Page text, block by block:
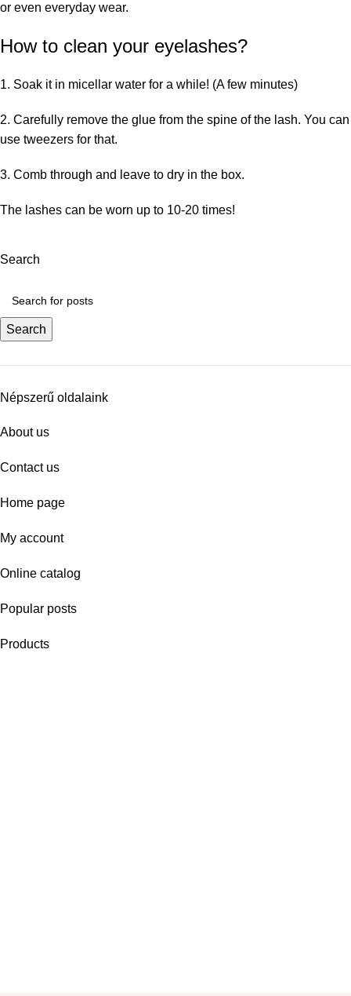
or even everyday wear.
How to clean your eyelashes?
1. Soak it in micellar water for a while! (A few minutes)
2. Carefully remove the glue from the spine of the lash. You can
use tweezers for that.
3. Comb through and leave to dry in the box.
The lashes can be worn up to 10-20 times!
Search
Search
Népszerű oldalaink
About us
Contact us
Home page
My account
Online catalog
Popular posts
Products